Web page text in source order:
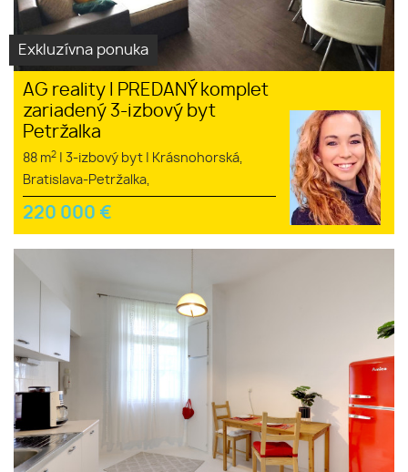
Exkluzívna ponuka
AG reality I PREDANÝ komplet
zariadený 3-izbový byt
Petržalka
88 m2 3-izbový byt
Krásnohorská,
Bratislava-Petržalka,
220 000 €